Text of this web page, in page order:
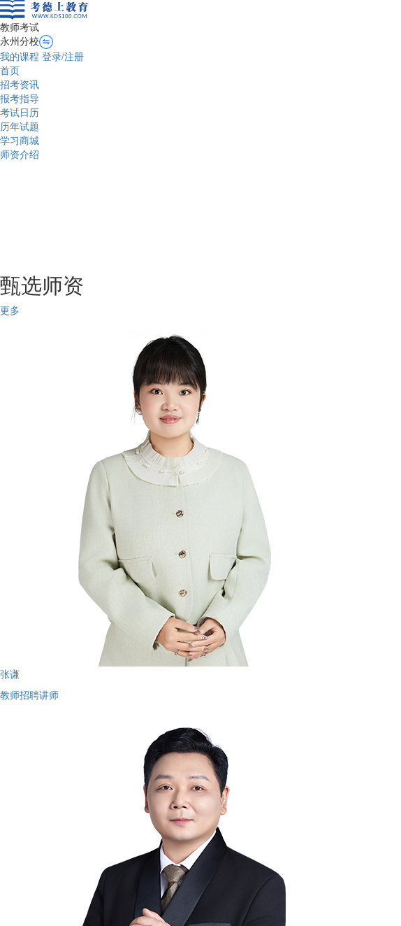
教师考试
永州分校
我的课程 登录/注册
首页
招考资讯
报考指导
考试日历
历年试题
学习商城
师资介绍
甄选师资
更多
张谦
教师招聘讲师